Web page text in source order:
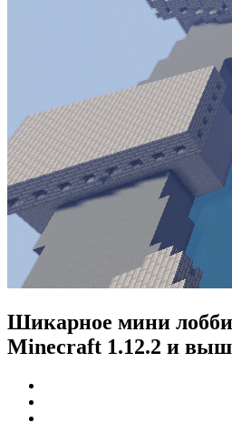
Шикарное мини лобби
Minecraft 1.12.2 и